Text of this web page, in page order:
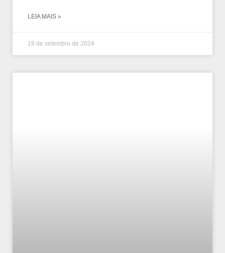
LEIA MAIS »
19 de setembro de 2024